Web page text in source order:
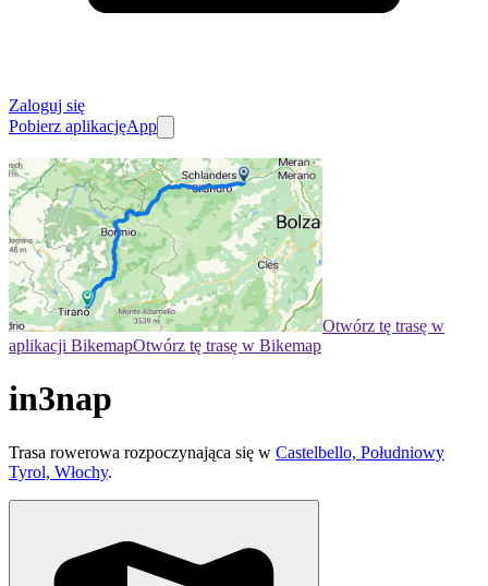
Zaloguj się
Pobierz aplikacjęApp
Otwórz tę trasę w
aplikacji BikemapOtwórz tę trasę w Bikemap
in3nap
Trasa rowerowa rozpoczynająca się w Castelbello, Południowy
Tyrol, Włochy.